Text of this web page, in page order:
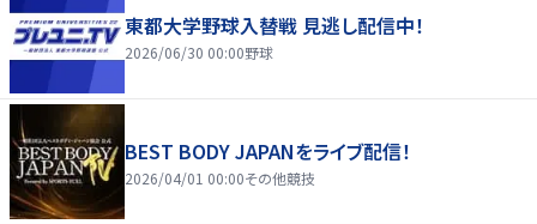
東都大学野球入替戦 見逃し配信中！
2026/06/30 00:00野球
BEST BODY JAPANをライブ配信！
2026/04/01 00:00その他競技